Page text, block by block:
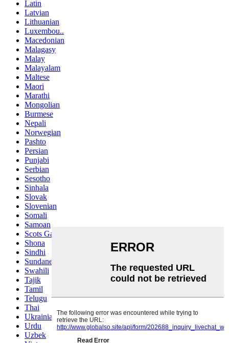
Latin
Latvian
Lithuanian
Luxembou..
Macedonian
Malagasy
Malay
Malayalam
Maltese
Maori
Marathi
Mongolian
Burmese
Nepali
Norwegian
Pashto
Persian
Punjabi
Serbian
Sesotho
Sinhala
Slovak
Slovenian
Somali
Samoan
Scots Gaelic
Shona
Sindhi
Sundanese
Swahili
Tajik
Tamil
Telugu
Thai
Ukrainian
Urdu
Uzbek